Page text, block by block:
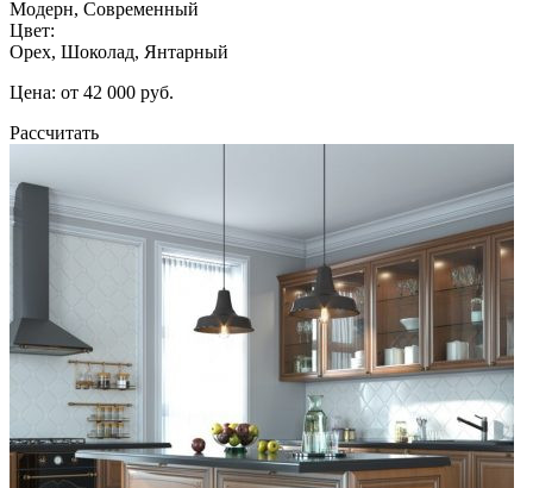
Модерн, Современный
Цвет:
Орех, Шоколад, Янтарный
Цена: от 42 000 руб.
Рассчитать